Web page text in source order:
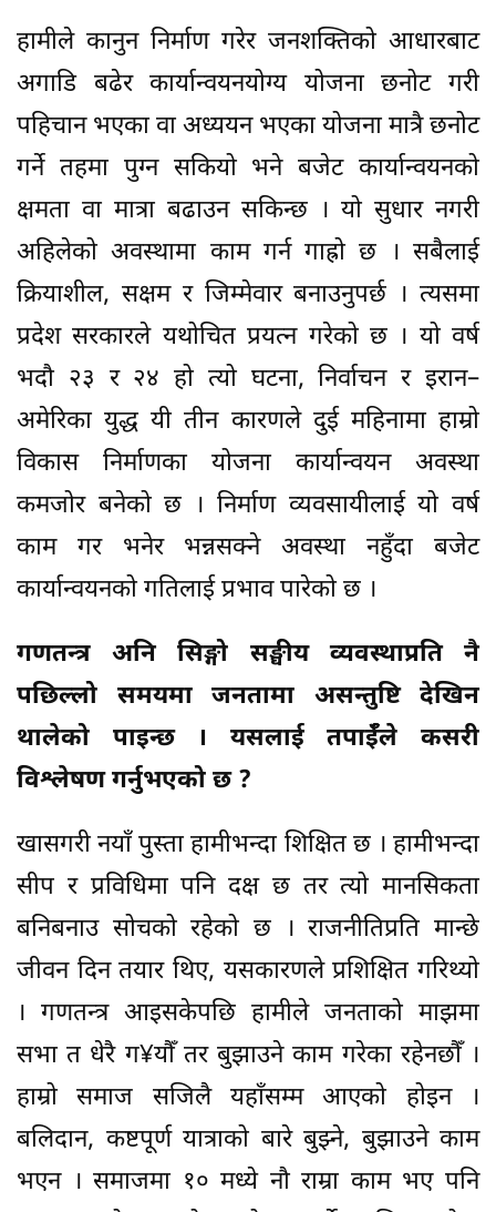
हामीले कानुन निर्माण गरेर जनशक्तिको आधारबाट
अगाडि बढेर कार्यान्वयनयोग्य योजना छनोट गरी
पहिचान भएका वा अध्ययन भएका योजना मात्रै छनोट
गर्ने तहमा पुग्न सकियो भने बजेट कार्यान्वयनको
क्षमता वा मात्रा बढाउन सकिन्छ । यो सुधार नगरी
अहिलेको अवस्थामा काम गर्न गाह्रो छ । सबैलाई
क्रियाशील, सक्षम र जिम्मेवार बनाउनुपर्छ । त्यसमा
प्रदेश सरकारले यथोचित प्रयत्न गरेको छ । यो वर्ष
भदौ २३ र २४ हो त्यो घटना, निर्वाचन र इरान–
अमेरिका युद्ध यी तीन कारणले दुई महिनामा हाम्रो
विकास निर्माणका योजना कार्यान्वयन अवस्था
कमजोर बनेको छ । निर्माण व्यवसायीलाई यो वर्ष
काम गर भनेर भन्नसक्ने अवस्था नहुँदा बजेट
कार्यान्वयनको गतिलाई प्रभाव पारेको छ ।
गणतन्त्र अनि सिङ्गो सङ्घीय व्यवस्थाप्रति नै
पछिल्लो समयमा जनतामा असन्तुष्टि देखिन
थालेको पाइन्छ । यसलाई तपाईँले कसरी
विश्लेषण गर्नुभएको छ ?
खासगरी नयाँ पुस्ता हामीभन्दा शिक्षित छ । हामीभन्दा
सीप र प्रविधिमा पनि दक्ष छ तर त्यो मानसिकता
बनिबनाउ सोचको रहेको छ । राजनीतिप्रति मान्छे
जीवन दिन तयार थिए, यसकारणले प्रशिक्षित गरिथ्यो
। गणतन्त्र आइसकेपछि हामीले जनताको माझमा
सभा त धेरै ग¥यौँ तर बुझाउने काम गरेका रहेनछौँ ।
हाम्रो समाज सजिलै यहाँसम्म आएको होइन ।
बलिदान, कष्टपूर्ण यात्राको बारे बुझ्ने, बुझाउने काम
भएन । समाजमा १० मध्ये नौ राम्रा काम भए पनि